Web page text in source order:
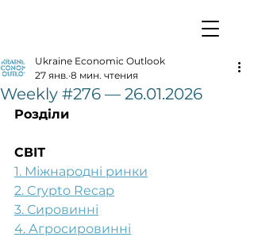
Weekly #276 — 26.01.2026
Ukraine Economic Outlook
27 янв. 8 мин. чтения
Розділи
СВІТ
1. Міжнародні ринки
2. Crypto Recap
3. Сировинні
4. Агросировинні